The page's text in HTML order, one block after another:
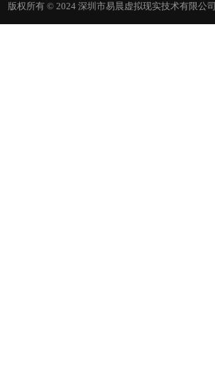
版权所有 © 2024 深圳市易晨虚拟现实技术有限公司